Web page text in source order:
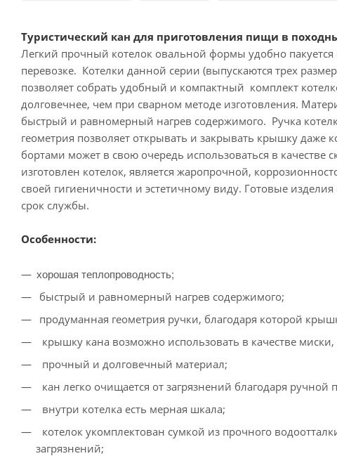
Туристический кан для приготовления пищи в
Легкий прочный котелок овальной формы удобно
перевозке. Котелки данной серии (выпускаются трех
позволяет собрать удобный и компактный комплект
долговечнее, чем при сварном методе изготовления.
быстрый и равномерный нагрев содержимого. Ручка
геометрия позволяет открывать и закрывать крышку
бортами может в свою очередь использоваться в
изготовлен котелок, является жаропрочной,
своей гигиеничности и эстетичному виду. Готовые
срок службы.
Особенности:
хорошая теплопроводность;
быстрый и равномерный нагрев содержимого;
продуманная геометрия ручки, благодаря которой
крышку кана возможно использовать в качестве
прочный и долговечный материал;
кан легко очищается от загрязнений благодаря ручной
внутри котелка есть мерная шкала;
котелок укомплектован сумкой из прочного
загрязнений;